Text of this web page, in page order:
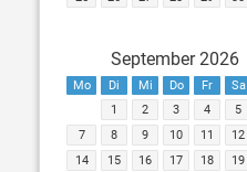
September 2026
Mo Di Mi Do Fr Sa
1
2 3 4 5
7
8 9 10 11 12
14
15 16 17 18 19